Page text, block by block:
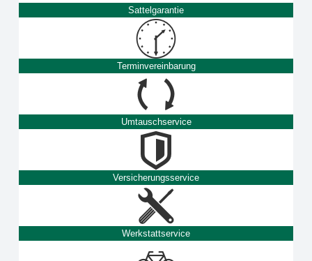
Sattelgarantie
Terminvereinbarung
Umtauschservice
Versicherungsservice
Werkstattservice